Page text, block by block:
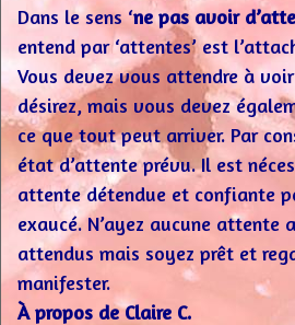
Dans le sens ‘ne pas avoir
entend par ‘attentes’ est
Vous devez vous attendre à
désirez, mais vous devez
ce que tout peut arriver. Par
état d’attente prévu. Il est
attente détendue et confiante
exaucé. N’ayez aucune attente
attendus mais soyez prêt et
manifester.
À propos de Claire C.